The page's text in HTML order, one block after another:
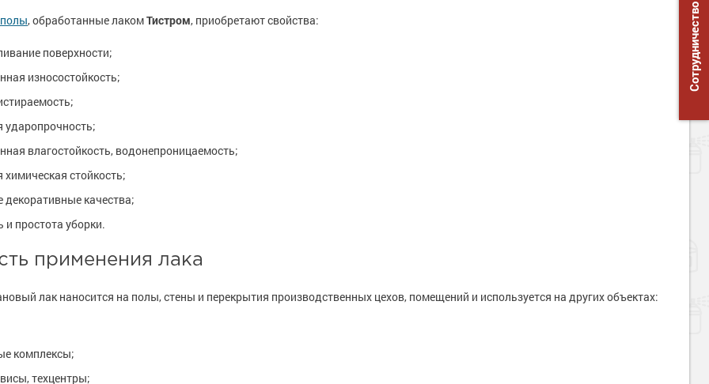
товары
ремонтные
стены
товары
краски для
, обработанные лакомТистром, приобретают свойства:
поверхности;
износостойкость;
ударопрочность;
влагостойкость, водонепроницаемость;
химическая стойкость;
декоративные качества;
и простота уборки.
применения лака
лак наносится на полы, стены и перекрытия производственных цехов, помещений и используется на других объектах:
комплексы;
техцентры;
товары
ремонтные
стены
товары
краски для
Сотрудничество